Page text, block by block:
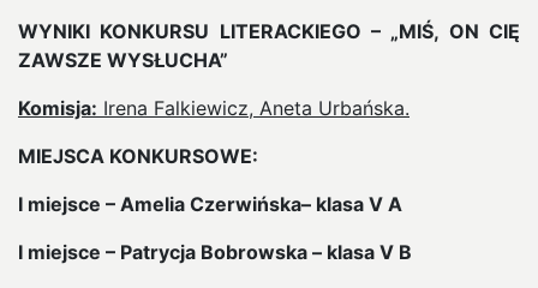
WYNIKI KONKURSU LITERACKIEGO – „MIŚ, ON CIĘ
ZAWSZE WYSŁUCHA”
Komisja: Irena Falkiewicz, Aneta Urbańska.
MIEJSCA KONKURSOWE:
I miejsce – Amelia Czerwińska– klasa V A
I miejsce – Patrycja Bobrowska – klasa V B